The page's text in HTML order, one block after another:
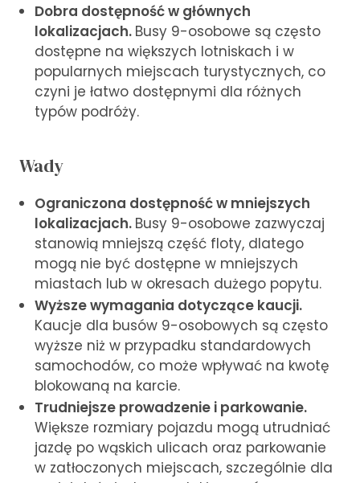
Dobra dostępność w głównych
lokalizacjach. Busy 9-osobowe są często
dostępne na większych lotniskach i w
popularnych miejscach turystycznych, co
czyni je łatwo dostępnymi dla różnych
typów podróży.
Wady
Ograniczona dostępność w mniejszych
lokalizacjach. Busy 9-osobowe zazwyczaj
stanowią mniejszą część floty, dlatego
mogą nie być dostępne w mniejszych
miastach lub w okresach dużego popytu.
Wyższe wymagania dotyczące kaucji.
Kaucje dla busów 9-osobowych są często
wyższe niż w przypadku standardowych
samochodów, co może wpływać na kwotę
blokowaną na karcie.
Trudniejsze prowadzenie i parkowanie.
Większe rozmiary pojazdu mogą utrudniać
jazdę po wąskich ulicach oraz parkowanie
w zatłoczonych miejscach, szczególnie dla